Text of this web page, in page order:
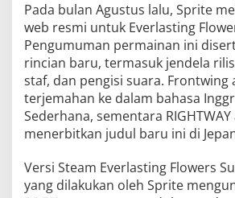
Pada bulan Agustus lalu, Sprite
web resmi untuk Everlasting
Pengumuman permainan ini
rincian baru, termasuk jendela
staf, dan pengisi suara. Frontwing
terjemahan ke dalam bahasa
Sederhana, sementara RIGHTWAY
menerbitkan judul baru ini di
Versi Steam Everlasting Flowers
yang dilakukan oleh Sprite